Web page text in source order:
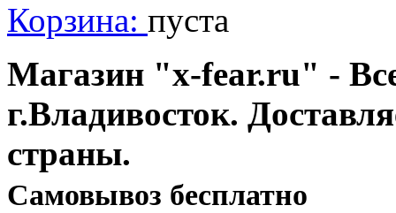
Корзина: пуста
Магазин "x-fear.ru" -
г.Владивосток.
страны.
Cамовывоз бесплатно